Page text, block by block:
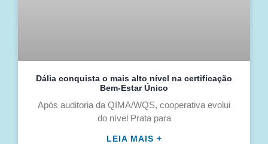
Dália conquista o mais alto nível na certificação
Bem-Estar Único
Após auditoria da QIMA/WQS, cooperativa evolui
do nível Prata para
LEIA MAIS +